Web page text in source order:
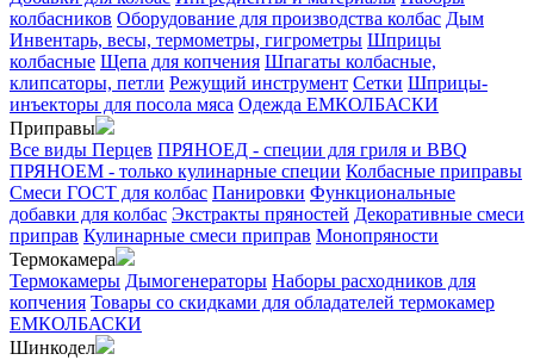
колбасников Оборудование для производства колбас Дым
Инвентарь, весы, термометры, гигрометры Шприцы
колбасные Щепа для копчения Шпагаты колбасные,
клипсаторы, петли Режущий инструмент Сетки Шприцы-
инъекторы для посола мяса Одежда ЕМКОЛБАСКИ
Приправы
Все виды Перцев ПРЯНОЕД - специи для гриля и BBQ
ПРЯНОЕМ - только кулинарные специи Колбасные приправы
Смеси ГОСТ для колбас Панировки Функциональные
добавки для колбас Экстракты пряностей Декоративные смеси
приправ Кулинарные смеси приправ Монопряности
Термокамера
Термокамеры Дымогенераторы Наборы расходников для
копчения Товары со скидками для обладателей термокамер
ЕМКОЛБАСКИ
Шинкодел